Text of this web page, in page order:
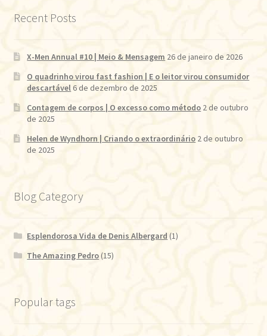
Recent Posts
X-Men Annual #10 | Meio & Mensagem 26 de janeiro de 2026
O quadrinho virou fast fashion | E o leitor virou consumidor
descartável 6 de dezembro de 2025
Contagem de corpos | O excesso como método 2 de outubro
de 2025
Helen de Wyndhorn | Criando o extraordinário 2 de outubro
de 2025
Blog Category
Esplendorosa Vida de Denis Albergard (1)
The Amazing Pedro (15)
Popular tags